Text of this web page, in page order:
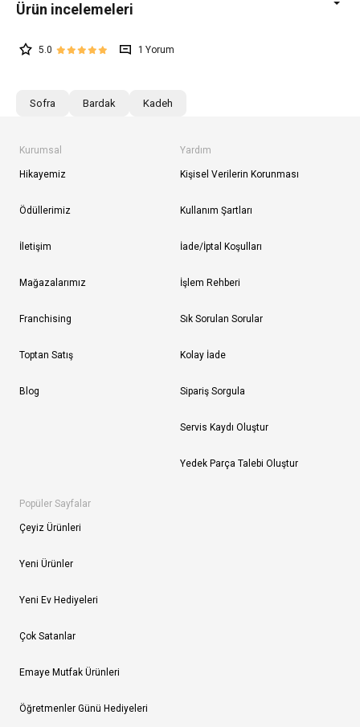
5.0 1
Sofra Bardak Kadeh
Kurumsal
Hikayemiz
Ödüllerimiz
İletişim
Mağazalarımız
Franchising
Toptan Satış
Blog
Yardım
Kişisel Verilerin Korunması
Kullanım Şartları
İade/İptal Koşulları
İşlem Rehberi
Sık Sorulan Sorular
Kolay İade
Sipariş Sorgula
Servis Kaydı Oluştur
Yedek Parça Talebi Oluştur
Popüler Sayfalar
Çeyiz Ürünleri
Yeni Ürünler
Yeni Ev Hediyeleri
Çok Satanlar
Emaye Mutfak Ürünleri
Öğretmenler Günü Hediyeleri